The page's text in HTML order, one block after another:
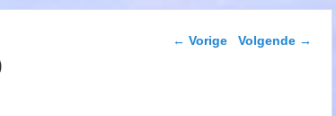
Berichtnavigatie
← Vorige Volgende →